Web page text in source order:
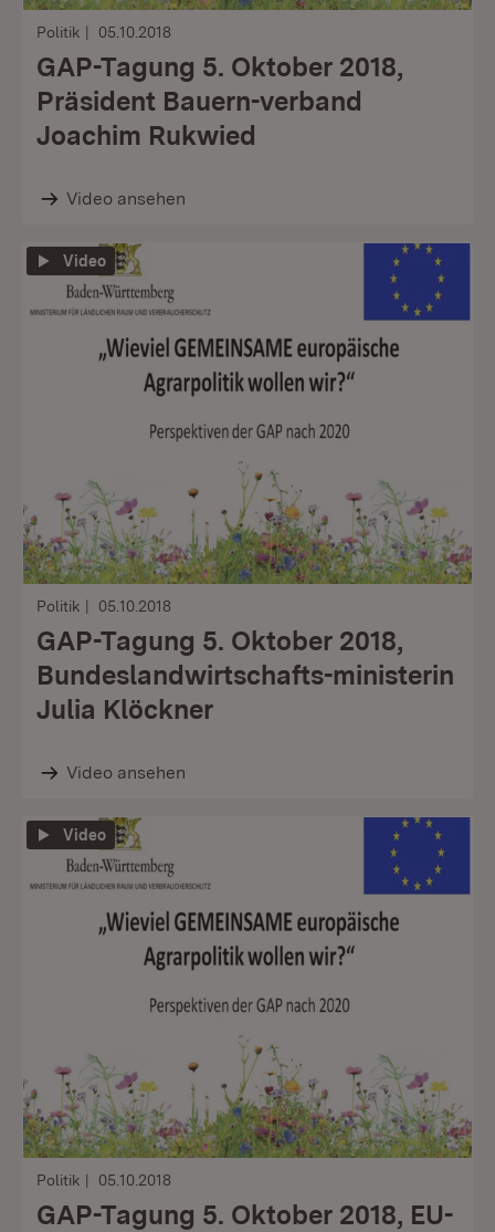
Politik 05.10.2018
GAP-Tagung 5. Oktober 2018,
Präsident Bauern-verband
Joachim Rukwied
Video ansehen
Video
Politik 05.10.2018
GAP-Tagung 5. Oktober 2018,
Bundeslandwirtschafts-ministerin
Julia Klöckner
Video ansehen
Video
Politik 05.10.2018
GAP-Tagung 5. Oktober 2018, EU-